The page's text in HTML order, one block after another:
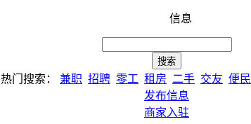
信息
热门搜索： 兼职 招聘 零工 租房 二手 交友 便民
发布信息
商家入驻